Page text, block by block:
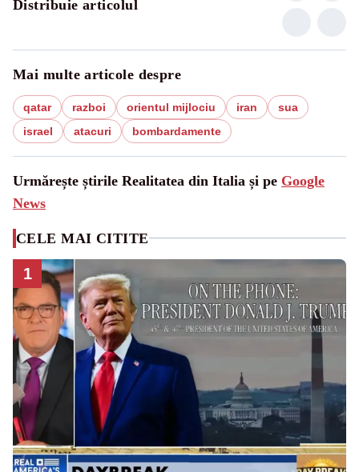
Distribuie articolul
Mai multe articole despre
qatar razboi orientul mijlociu iran
sua
israel
atacuri bombardamente
Urmărește știrile Realitatea din Italia și pe Google
News
CELE MAI CITITE
1